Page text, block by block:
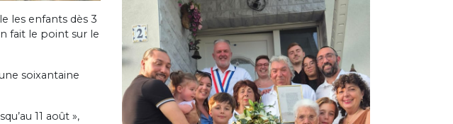
les enfants dès 3
fait le point sur le
soixantaine
11 août »,